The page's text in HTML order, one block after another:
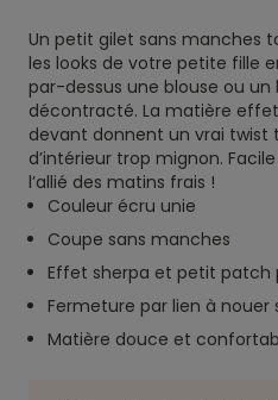
Un petit gilet sans manches
les looks de votre petite fille
par-dessus une blouse ou
décontracté. La matière
devant donnent un vrai
d’intérieur trop mignon.
l’allié des matins frais !
Couleur écru unie
Coupe sans manches
Effet sherpa et petit patch
Fermeture par lien à nouer
Matière douce et